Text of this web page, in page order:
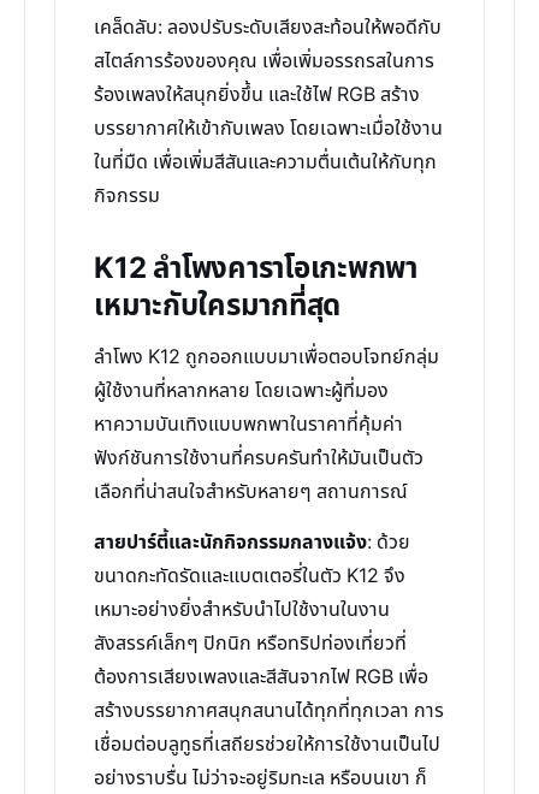
เคล็ดลับ: ลองปรับระดับเสียงสะท้อนให้พอดีกับ
สไตล์การร้องของคุณ เพื่อเพิ่มอรรถรสในการ
ร้องเพลงให้สนุกยิ่งขึ้น และใช้ไฟ RGB สร้าง
บรรยากาศให้เข้ากับเพลง โดยเฉพาะเมื่อใช้งาน
ในที่มืด เพื่อเพิ่มสีสันและความตื่นเต้นให้กับทุก
กิจกรรม
K12 ลำโพงคาราโอเกะพกพา
เหมาะกับใครมากที่สุด
ลำโพง K12 ถูกออกแบบมาเพื่อตอบโจทย์กลุ่ม
ผู้ใช้งานที่หลากหลาย โดยเฉพาะผู้ที่มอง
หาความบันเทิงแบบพกพาในราคาที่คุ้มค่า
ฟังก์ชันการใช้งานที่ครบครันทำให้มันเป็นตัว
เลือกที่น่าสนใจสำหรับหลายๆ สถานการณ์
สายปาร์ตี้และนักกิจกรรมกลางแจ้ง: ด้วย
ขนาดกะทัดรัดและแบตเตอรี่ในตัว K12 จึง
เหมาะอย่างยิ่งสำหรับนำไปใช้งานในงาน
สังสรรค์เล็กๆ ปิกนิก หรือทริปท่องเที่ยวที่
ต้องการเสียงเพลงและสีสันจากไฟ RGB เพื่อ
สร้างบรรยากาศสนุกสนานได้ทุกที่ทุกเวลา การ
เชื่อมต่อบลูทูธที่เสถียรช่วยให้การใช้งานเป็นไป
อย่างราบรื่น ไม่ว่าจะอยู่ริมทะเล หรือบนเขา ก็